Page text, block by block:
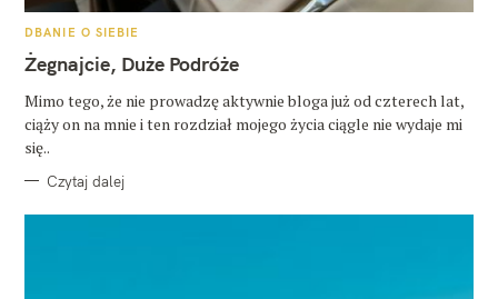
K
T
E
O
R
I
DBANIE O SIEBIE
Żegnajcie, Duże Podróże
Mimo tego, że nie prowadzę aktywnie bloga już od czterech lat,
ciąży on na mnie i ten rozdział mojego życia ciągle nie wydaje mi
się..
Czytaj dalej